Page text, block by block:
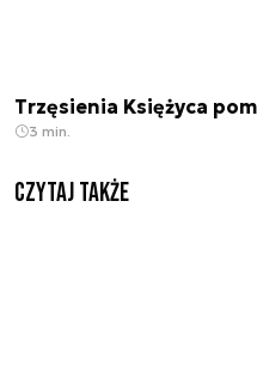
Trzęsienia Księżyca
3 min.
Czytaj także